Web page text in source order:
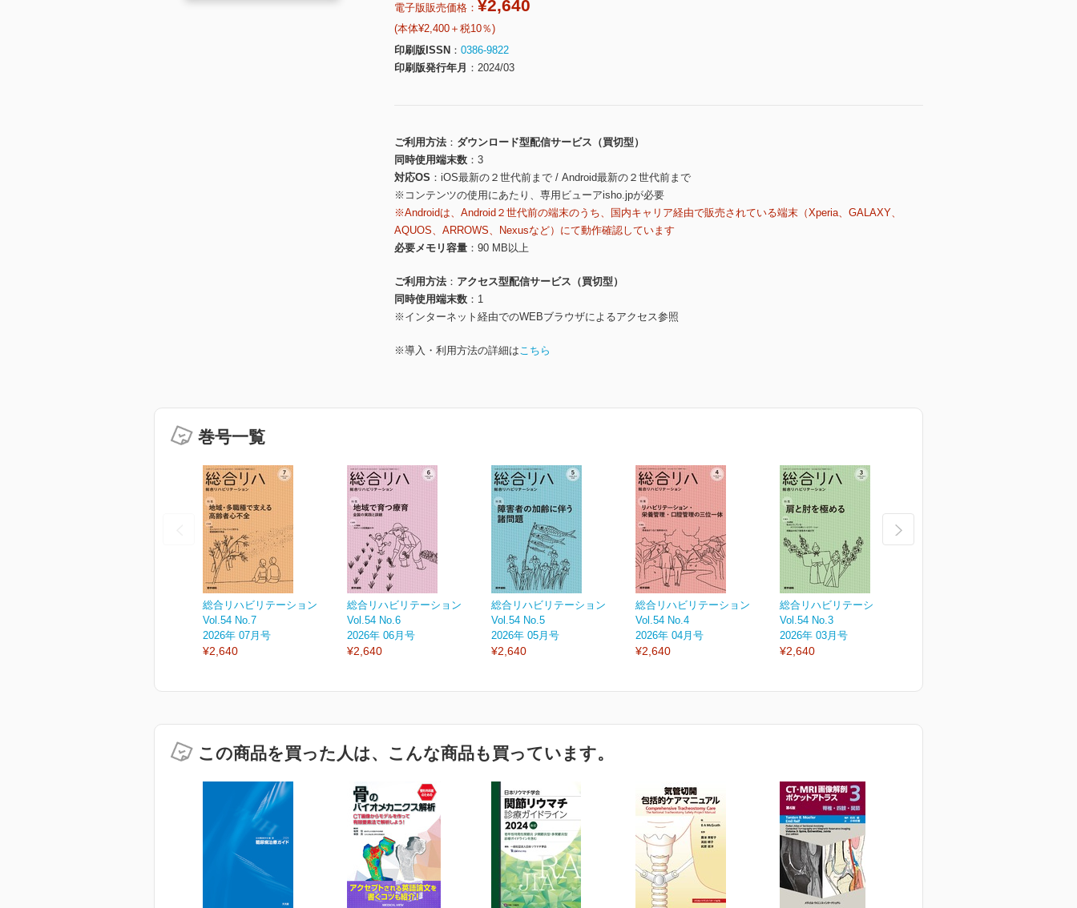
電子版販売価格： ¥2,640
(本体¥2,400＋税10％)
印刷版ISSN
0386-9822
印刷版発行年月
2024/03
ご利用方法
ダウンロード型配信サービス（買切型）
同時使用端末数
3
対応OS
iOS最新の２世代前まで / Android最新の２世代前まで
※コンテンツの使用にあたり、専用ビューアisho.jpが必要
※Androidは、Android２世代前の端末のうち、国内キャリア経由で販売されている端末（Xperia、GALAXY、
AQUOS、ARROWS、Nexusなど）にて動作確認しています
必要メモリ容量
90 MB以上
ご利用方法
アクセス型配信サービス（買切型）
同時使用端末数
1
※インターネット経由でのWEBブラウザによるアクセス参照
※導入・利用方法の詳細はこちら
巻号一覧
総合リハビリテーション
Vol.54 No.7
2026年 07月号
¥2,640
総合リハビリテーション
Vol.54 No.6
2026年 06月号
¥2,640
総合リハビリテーション
Vol.54 No.5
2026年 05月号
¥2,640
総合リハビリテーション
Vol.54 No.4
2026年 04月号
¥2,640
総合リハビリテーション
Vol.54 No.3
2026年 03月号
¥2,640
この商品を買った人は、こんな商品も買っています。